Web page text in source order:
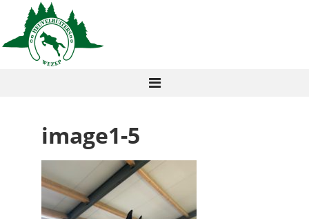
image1-5